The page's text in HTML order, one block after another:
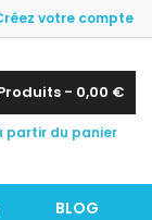
votre compte
- 0,00 €
partir du panier
BLOG